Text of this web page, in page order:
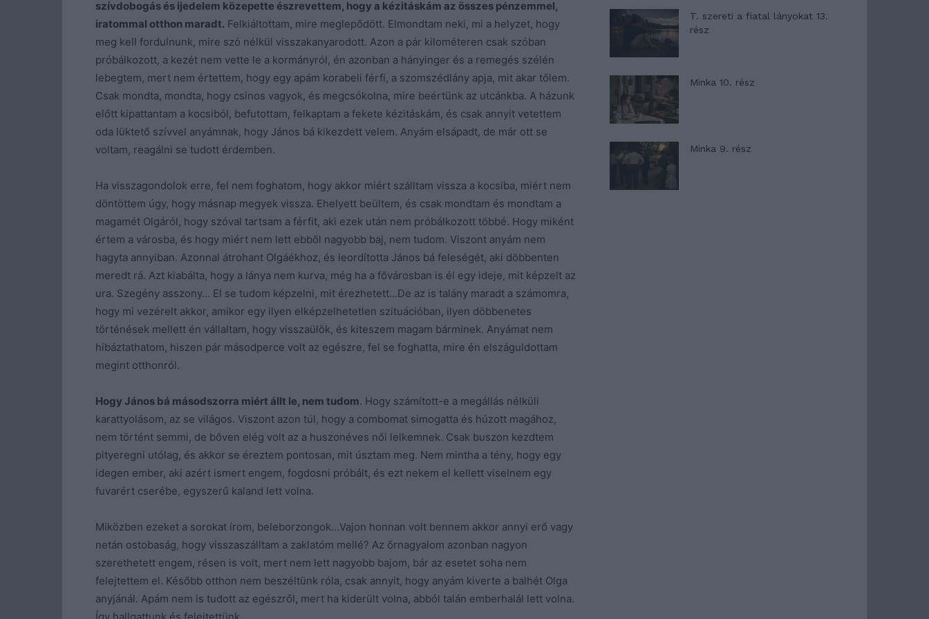
szívdobogás és ijedelem közepette észrevettem, hogy a kézitáskám az összes pénzemmel,
iratommal otthon maradt. Felkiáltottam, mire meglepődött. Elmondtam neki, mi a helyzet, hogy
meg kell fordulnunk, mire szó nélkül visszakanyarodott. Azon a pár kilométeren csak szóban
próbálkozott, a kezét nem vette le a kormányról, én azonban a hányinger és a remegés szélén
lebegtem, mert nem értettem, hogy egy apám korabeli férfi, a szomszédlány apja, mit akar tőlem.
Csak mondta, mondta, hogy csinos vagyok, és megcsókolna, mire beértünk az utcánkba. A házunk
előtt kipattantam a kocsiból, befutottam, felkaptam a fekete kézitáskám, és csak annyit vetettem
oda lüktető szívvel anyámnak, hogy János bá kikezdett velem. Anyám elsápadt, de már ott se
voltam, reagálni se tudott érdemben.
Ha visszagondolok erre, fel nem foghatom, hogy akkor miért szálltam vissza a kocsiba, miért nem
döntöttem úgy, hogy másnap megyek vissza. Ehelyett beültem, és csak mondtam és mondtam a
magamét Olgáról, hogy szóval tartsam a férfit, aki ezek után nem próbálkozott többé. Hogy miként
értem a városba, és hogy miért nem lett ebből nagyobb baj, nem tudom. Viszont anyám nem
hagyta annyiban. Azonnal átrohant Olgáékhoz, és leordította János bá feleségét, aki döbbenten
meredt rá. Azt kiabálta, hogy a lánya nem kurva, még ha a fővárosban is él egy ideje, mit képzelt az
ura. Szegény asszony… El se tudom képzelni, mit érezhetett…De az is talány maradt a számomra,
hogy mi vezérelt akkor, amikor egy ilyen elképzelhetetlen szituációban, ilyen döbbenetes
történések mellett én vállaltam, hogy visszaülök, és kiteszem magam bárminek. Anyámat nem
hibáztathatom, hiszen pár másodperce volt az egészre, fel se foghatta, mire én elszáguldottam
megint otthonról.
Hogy János bá másodszorra miért állt le, nem tudom. Hogy számított-e a megállás nélküli
karattyolásom, az se világos. Viszont azon túl, hogy a combomat simogatta és húzott magához,
nem történt semmi, de bőven elég volt az a huszonéves női lelkemnek. Csak buszon kezdtem
pityeregni utólag, és akkor se éreztem pontosan, mit úsztam meg. Nem mintha a tény, hogy egy
idegen ember, aki azért ismert engem, fogdosni próbált, és ezt nekem el kellett viselnem egy
fuvarért cserébe, egyszerű kaland lett volna.
Miközben ezeket a sorokat írom, beleborzongok…Vajon honnan volt bennem akkor annyi erő vagy
netán ostobaság, hogy visszaszálltam a zaklatóm mellé? Az őrnagyalom azonban nagyon
szerethetett engem, résen is volt, mert nem lett nagyobb bajom, bár az esetet soha nem
felejtettem el. Később otthon nem beszéltünk róla, csak annyit, hogy anyám kiverte a balhét Olga
anyjánál. Apám nem is tudott az egészről, mert ha kiderült volna, abból talán emberhalál lett volna.
T. szereti a fiatal lányokat 13.
rész
Minka 10. rész
Minka 9. rész